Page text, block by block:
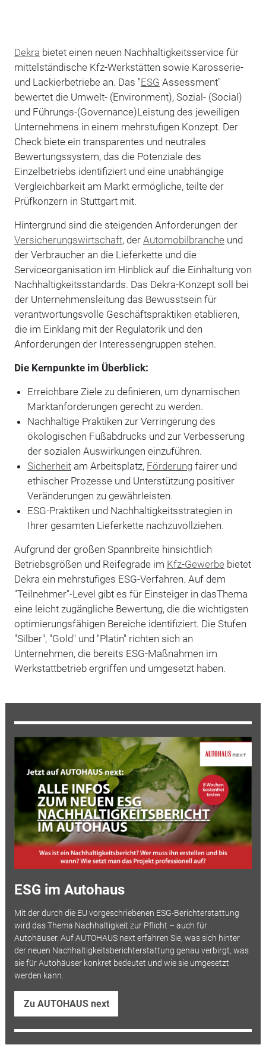
Dekra bietet einen neuen Nachhaltigkeitsservice für
mittelständische Kfz-Werkstätten sowie Karosserie-
und Lackierbetriebe an. Das "ESG Assessment"
bewertet die Umwelt- (Environment), Sozial- (Social)
und Führungs-(Governance)Leistung des jeweiligen
Unternehmens in einem mehrstufigen Konzept. Der
Check biete ein transparentes und neutrales
Bewertungssystem, das die Potenziale des
Einzelbetriebs identifiziert und eine unabhängige
Vergleichbarkeit am Markt ermögliche, teilte der
Prüfkonzern in Stuttgart mit.
Hintergrund sind die steigenden Anforderungen der
Versicherungswirtschaft, der Automobilbranche und
der Verbraucher an die Lieferkette und die
Serviceorganisation im Hinblick auf die Einhaltung von
Nachhaltigkeitsstandards. Das Dekra-Konzept soll bei
der Unternehmensleitung das Bewusstsein für
verantwortungsvolle Geschäftspraktiken etablieren,
die im Einklang mit der Regulatorik und den
Anforderungen der Interessengruppen stehen.
Die Kernpunkte im Überblick:
Erreichbare Ziele zu definieren, um dynamischen
Marktanforderungen gerecht zu werden.
Nachhaltige Praktiken zur Verringerung des
ökologischen Fußabdrucks und zur Verbesserung
der sozialen Auswirkungen einzuführen.
Sicherheitam Arbeitsplatz, Förderungfairer und
ethischer Prozesse und Unterstützung positiver
Veränderungen zu gewährleisten.
ESG-Praktiken und Nachhaltigkeitsstrategien in
Ihrer gesamten Lieferkette nachzuvollziehen.
Aufgrund der großen Spannbreite hinsichtlich
Betriebsgrößen und Reifegrade im Kfz-Gewerbe bietet
Dekra ein mehrstufiges ESG-Verfahren. Auf dem
"Teilnehmer"-Level gibt es für Einsteiger in dasThema
eine leicht zugängliche Bewertung, die die wichtigsten
optimierungsfähigen Bereiche identifiziert. Die Stufen
"Silber", "Gold" und "Platin" richten sich an
Unternehmen, die bereits ESG-Maßnahmen im
Werkstattbetrieb ergriffen und umgesetzt haben.
ESG im Autohaus
Mit der durch die EU vorgeschriebenen ESG-Berichterstattung
wird das Thema Nachhaltigkeit zur Pflicht – auch für
Autohäuser. Auf AUTOHAUS next erfahren Sie, was sich hinter
der neuen Nachhaltigkeitsberichterstattung genau verbirgt, was
sie für Autohäuser konkret bedeutet und wie sie umgesetzt
werden kann.
Zu AUTOHAUS next